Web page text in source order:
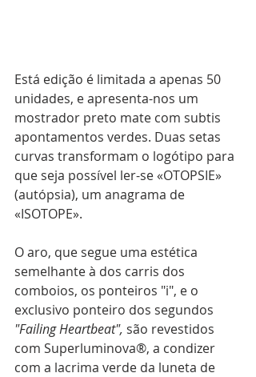
Está edição é limitada a apenas 50
unidades, e apresenta-nos um
mostrador preto mate com subtis
apontamentos verdes. Duas setas
curvas transformam o logótipo para
que seja possível ler-se «OTOPSIE»
(autópsia), um anagrama de
«ISOTOPE».
O aro, que segue uma estética
semelhante à dos carris dos
comboios, os ponteiros "i", e o
exclusivo ponteiro dos segundos
"Failing Heartbeat", são revestidos
com Superluminova®, a condizer
com a lacrima verde da luneta de